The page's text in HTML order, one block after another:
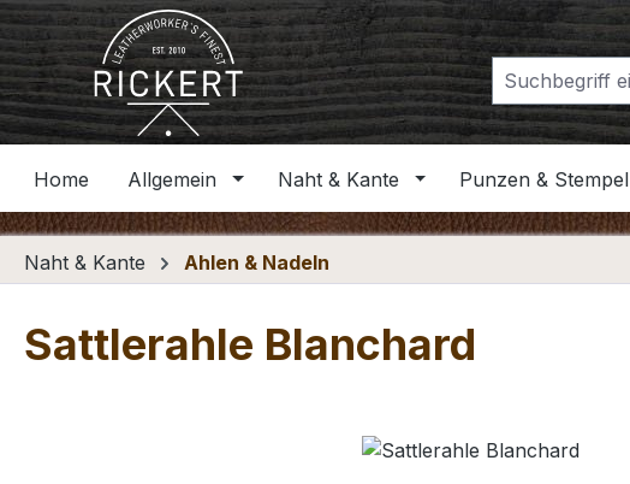
Hauptinhalt springen
Zur Suche springen
Zur Hauptnavigation springen
Home Allgemein Naht & Kante Punzen & Stempel
Naht & Kante Ahlen & Nadeln
Sattlerahle Blanchard